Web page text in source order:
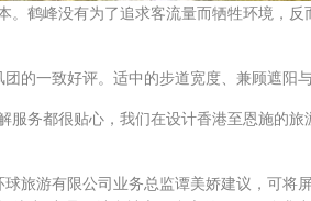
鹤峰没有为了追求客流量而牺牲环境，
的一致好评。适中的步道宽度、兼顾遮阳
务都很贴心，我们在设计香港至恩施的
旅游有限公司业务总监谭美娇建议，可